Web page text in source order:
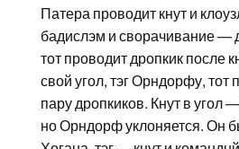
Патера проводит кнут и
бадислэм и сворачивание —
тот проводит дропкик после
свой угол, тэг Орндорфу, тот
пару дропкиков. Кнут в угол
но Орндорф уклоняется. Он